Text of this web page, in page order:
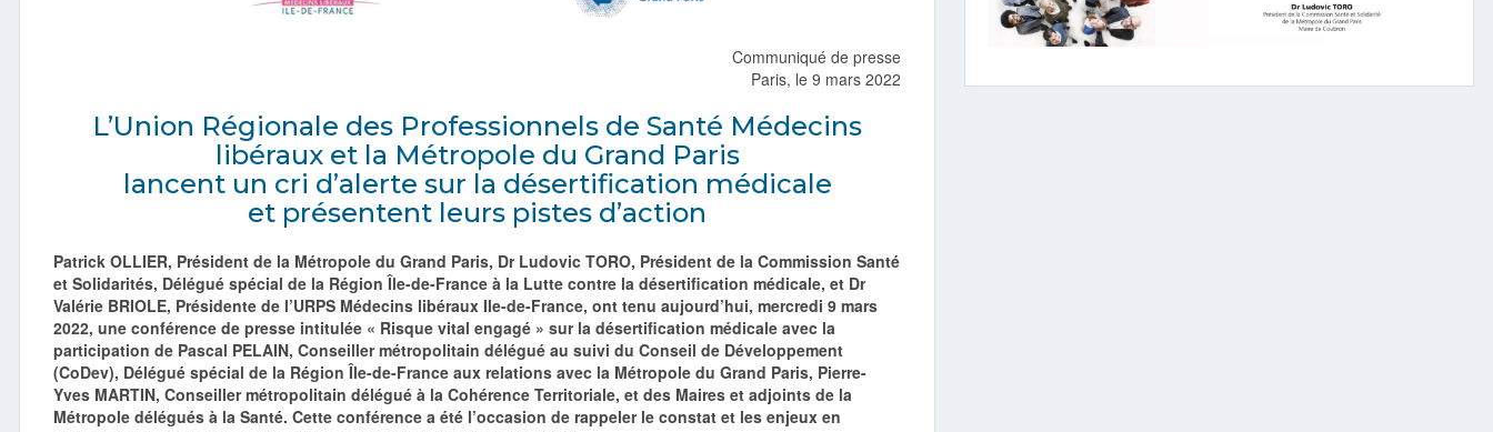
Communiqué de presse
Paris, le 9 mars 2022
L’Union Régionale des Professionnels de Santé Médecins
libéraux et la Métropole du Grand Paris
lancent un cri d’alerte sur la désertification médicale
et présentent leurs pistes d’action
Patrick OLLIER, Président de la Métropole du Grand Paris, Dr Ludovic TORO, Président de la Commission Santé
et Solidarités, Délégué spécial de la Région Île-de-France à la Lutte contre la désertification médicale, et Dr
Valérie BRIOLE, Présidente de l’URPS Médecins libéraux Ile-de-France, ont tenu aujourd’hui, mercredi 9 mars
2022, une conférence de presse intitulée « Risque vital engagé » sur la désertification médicale avec la
participation de Pascal PELAIN, Conseiller métropolitain délégué au suivi du Conseil de Développement
(CoDev), Délégué spécial de la Région Île-de-France aux relations avec la Métropole du Grand Paris, Pierre-
Yves MARTIN, Conseiller métropolitain délégué à la Cohérence Territoriale, et des Maires et adjoints de la
Métropole délégués à la Santé. Cette conférence a été l’occasion de rappeler le constat et les enjeux en